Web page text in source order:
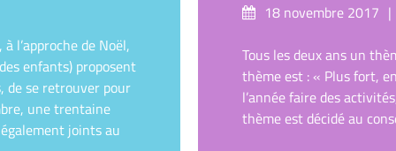
l’approche de Noël,
enfants) proposent
de se retrouver pour
une trentaine
joints au
Posté18 novembre 2017
Tous les deux ans un
thème est : « Plus fort,
l’année faire des
thème est décidé au